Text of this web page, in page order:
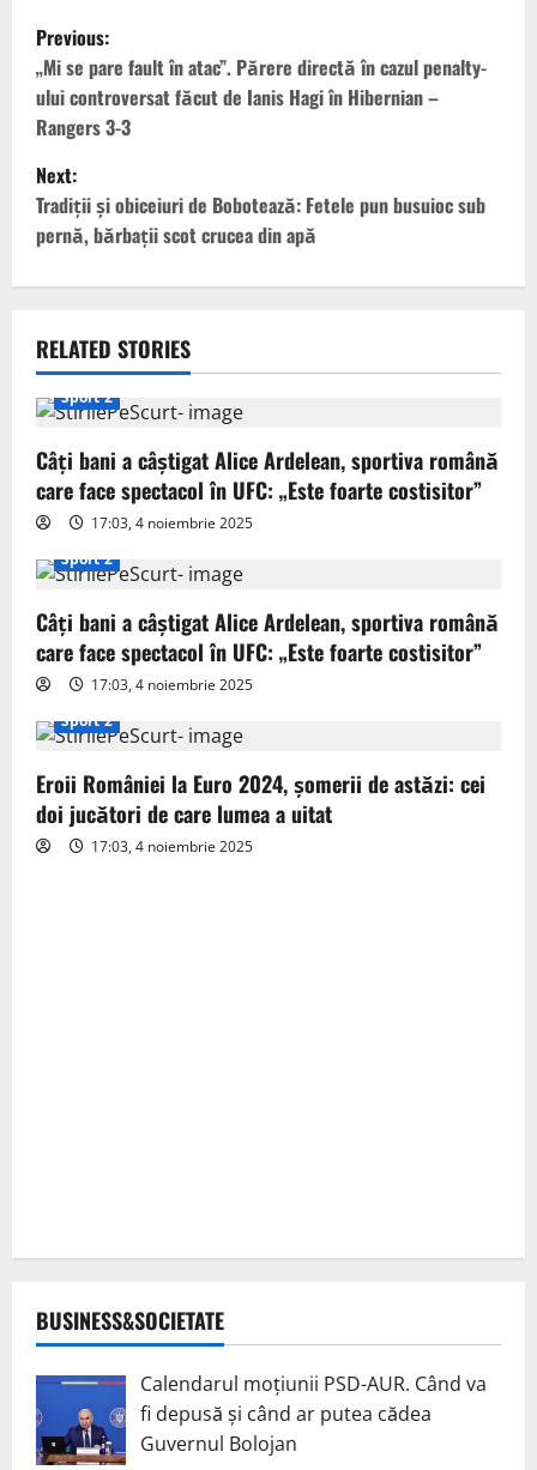
P
o
s
t
n
a
v
i
g
a
t
i
o
n
Previous:
„Mi se pare fault în atac”. Părere directă în cazul penalty-
ului controversat făcut de Ianis Hagi în Hibernian –
Rangers 3-3
Next:
Tradiţii şi obiceiuri de Bobotează: Fetele pun busuioc sub
pernă, bărbaţii scot crucea din apă
RELATED STORIES
Sport 2
Câți bani a câștigat Alice Ardelean, sportiva română
care face spectacol în UFC: „Este foarte costisitor”
17:03, 4 noiembrie 2025
Sport 2
Câți bani a câștigat Alice Ardelean, sportiva română
care face spectacol în UFC: „Este foarte costisitor”
17:03, 4 noiembrie 2025
Sport 2
Eroii României la Euro 2024, șomerii de astăzi: cei
doi jucători de care lumea a uitat
17:03, 4 noiembrie 2025
BUSINESS&SOCIETATE
Calendarul moțiunii PSD-AUR. Când va
fi depusă și când ar putea cădea
Guvernul Bolojan